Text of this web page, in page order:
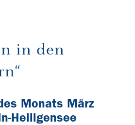
in den
Monats März
Heiligensee